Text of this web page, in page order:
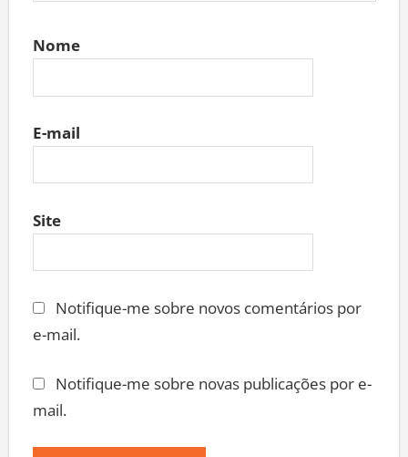
Nome
E-mail
Site
Notifique-me sobre novos comentários por
e-mail.
Notifique-me sobre novas publicações por e-
mail.